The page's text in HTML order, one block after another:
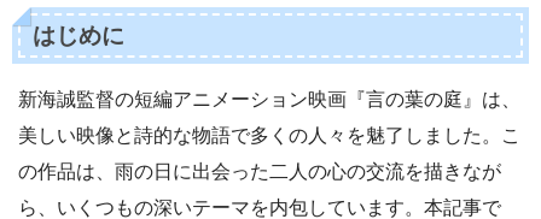
はじめに
新海誠監督の短編アニメーション映画『言の葉の庭』は、
美しい映像と詩的な物語で多くの人々を魅了しました。こ
の作品は、雨の日に出会った二人の心の交流を描きなが
ら、いくつもの深いテーマを内包しています。本記事で